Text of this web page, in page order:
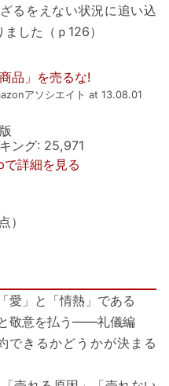
るをえない状況に追い込
した（ｐ126）
品」を売るな!
アソシエイト at 13.08.01
ング: 25,971
詳細を見る
愛」と「情熱」である
敬意を払う――礼儀編
できるかどうかが決まる